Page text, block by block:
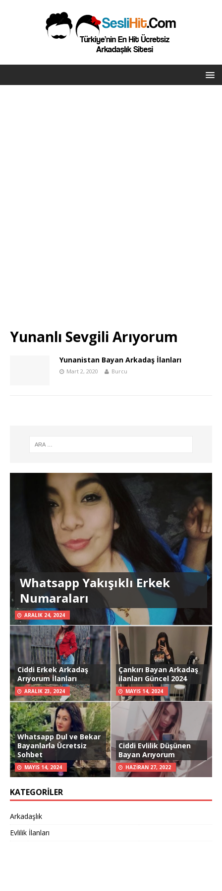
Yunanlı Sevgili Arıyorum
Yunanistan Bayan Arkadaş İlanları
Mart 2, 2020 Burcu
Whatsapp Yakışıklı Erkek
Numaraları
ARALIK 24, 2024
Ciddi Erkek Arkadaş
Arıyorum İlanları
ARALIK 23, 2024
Çankırı Bayan Arkadaş
ilanları Güncel 2024
MAYIS 14, 2024
Whatsapp Dul ve Bekar
Bayanlarla Ücretsiz
Sohbet
MAYIS 14, 2024
Ciddi Evlilik Düşünen
Bayan Arıyorum
HAZIRAN 27, 2022
KATEGORILER
Arkadaşlık
Evlilik İlanları